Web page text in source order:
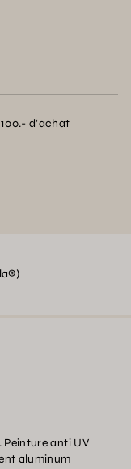
d’achat
Peinture anti UV
aluminum